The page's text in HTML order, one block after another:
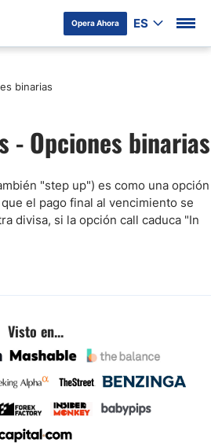
Opera Ahora ES
binarias
- Opciones binarias
"step up") es como una opción
el pago final al vencimiento se
divisa, si la opción call caduca "In
Visto en...